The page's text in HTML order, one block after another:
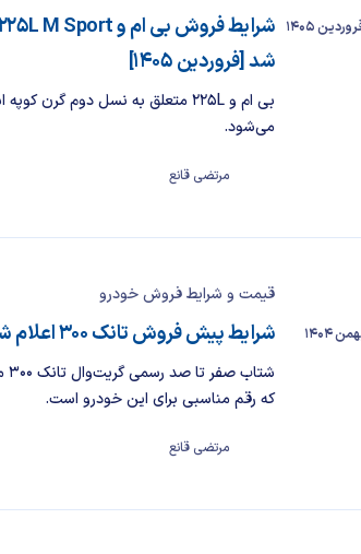
شد [فروردین ۱۴۰۵]
می‌شود.
مرتضی قانع
قیمت و شرایط فروش خودرو
شرایط پیش فروش تانک ۳۰۰ اعلام شد [اسفند ۱۴۰۴]
که رقم مناسبی برای این خودرو است.
مرتضی قانع